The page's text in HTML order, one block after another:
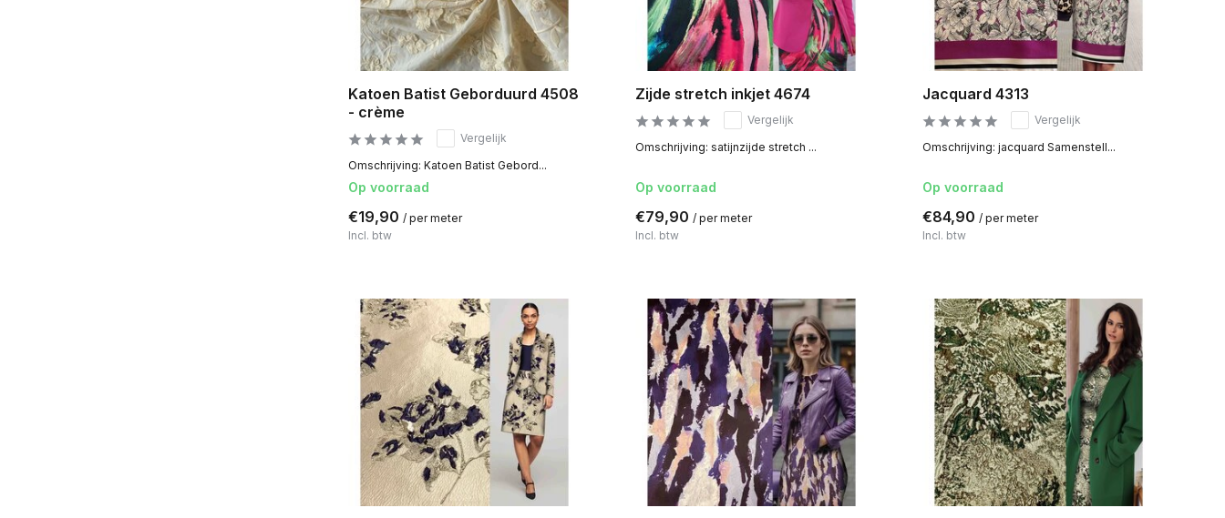
Katoen Batist Geborduurd 4508
- crème
Vergelijk
Omschrijving: Katoen Batist Gebord...
Op voorraad
€19,90 / per meter
Incl. btw
Zijde stretch inkjet 4674
Vergelijk
Omschrijving: satijnzijde stretch ...
Op voorraad
€79,90 / per meter
Incl. btw
Jacquard 4313
Vergelijk
Omschrijving: jacquard Samenstell...
Op voorraad
€84,90 / per meter
Incl. btw